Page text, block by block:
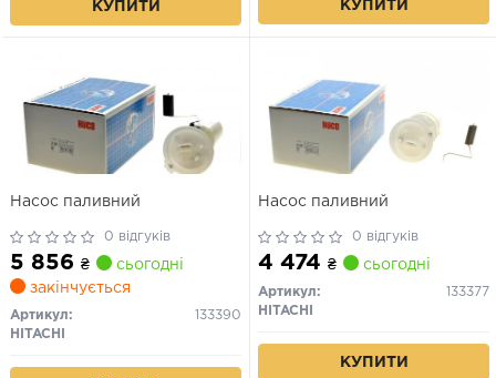
КУПИТИ КУПИТИ
Насос паливний
0 відгуків
5 856 ₴
сьогодні
закінчується
Артикул:
133390
HITACHI
Насос паливний
0 відгуків
4 474 ₴ сьогодні
Артикул:
133377
HITACHI
КУПИТИ